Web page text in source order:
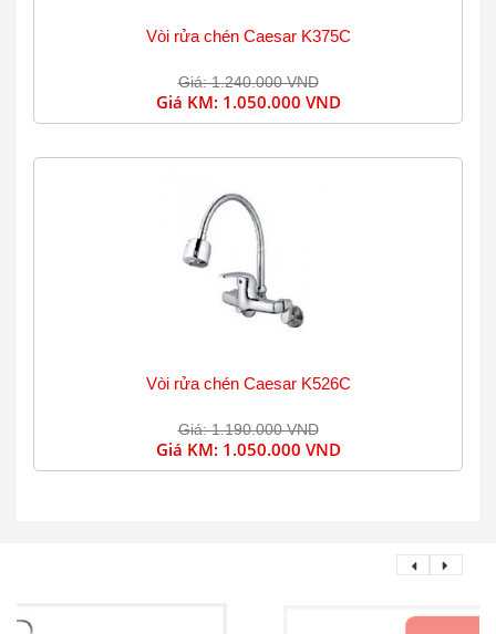
Vòi rửa chén Caesar K375C
Giá: 1.240.000 VND
Giá KM: 1.050.000 VND
Vòi rửa chén Caesar K526C
Giá: 1.190.000 VND
Giá KM: 1.050.000 VND